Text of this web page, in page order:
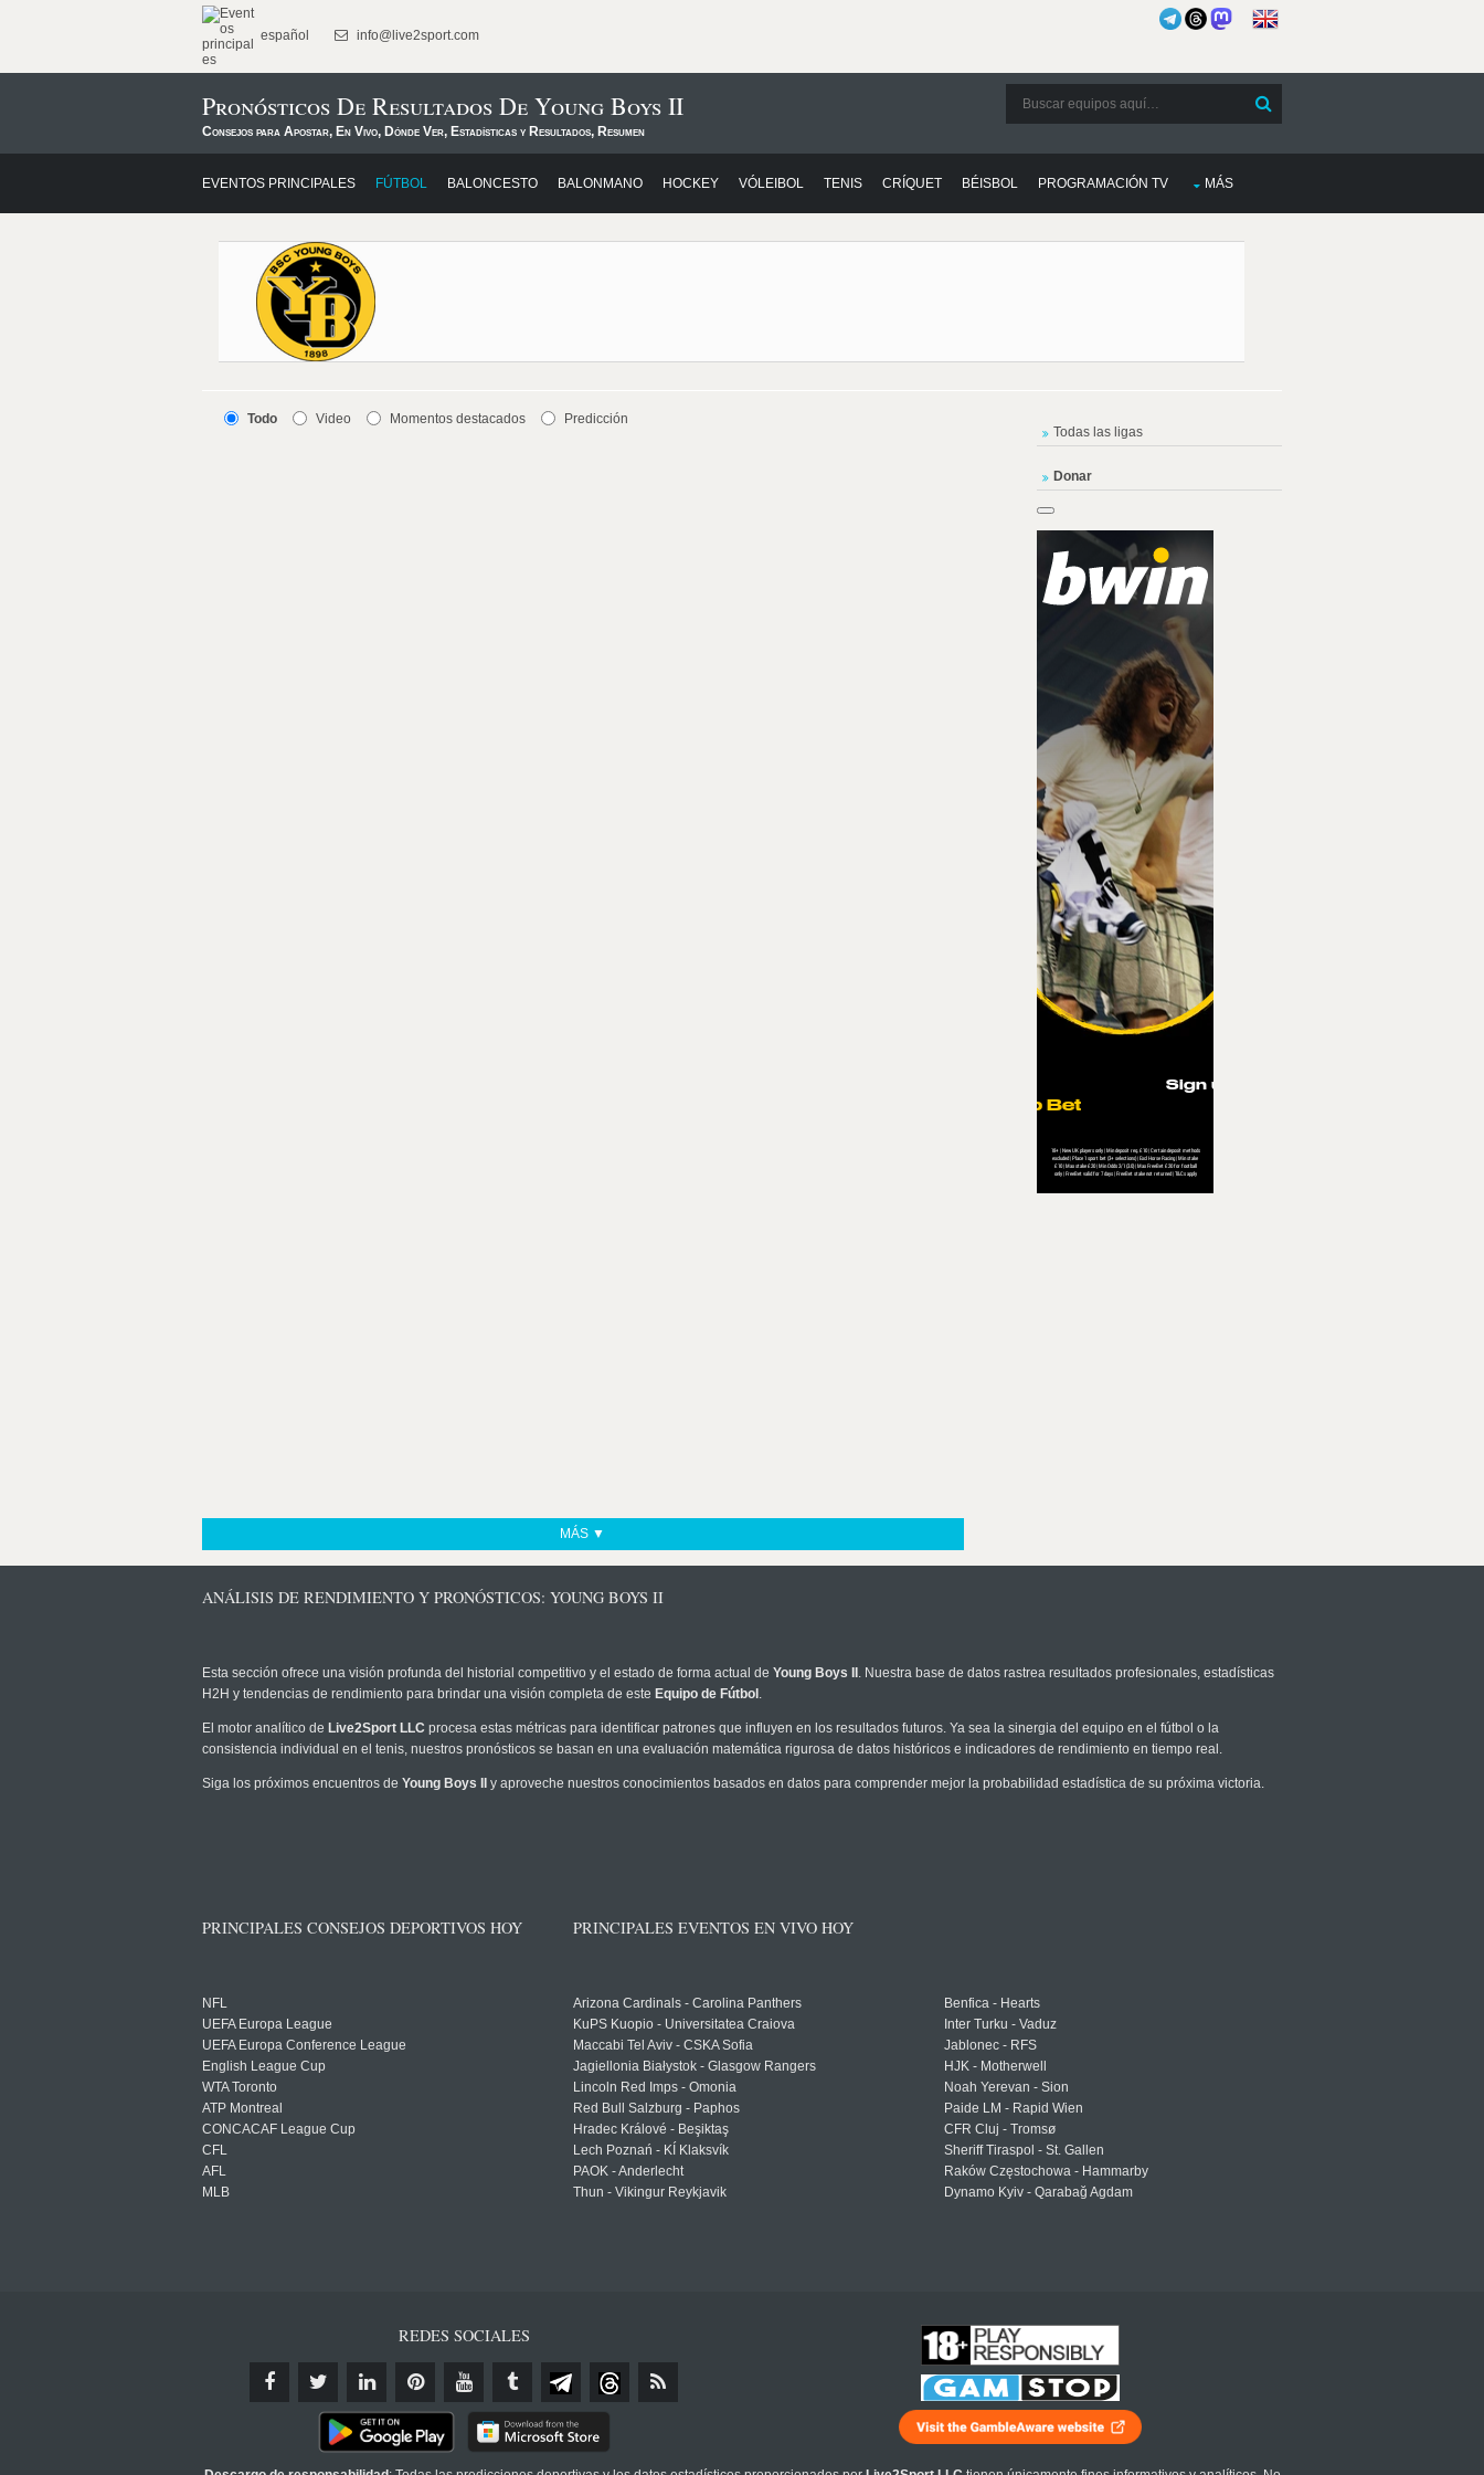
español info@live2sport.com
Pronósticos De Resultados De Young Boys II
Consejos para Apostar, En Vivo, Dónde Ver, Estadísticas y Resultados, Resumen
EVENTOS PRINCIPALES FÚTBOL BALONCESTO BALONMANO HOCKEY VÓLEIBOL TENIS CRÍQUET BÉISBOL PROGRAMACIÓN TV MÁS
Todo Video Momentos destacados Predicción
MÁS ▼
Todas las ligas
Donar
ANÁLISIS DE RENDIMIENTO Y PRONÓSTICOS: YOUNG BOYS II
Esta sección ofrece una visión profunda del historial competitivo y el estado de forma actual de Young Boys II . Nuestra base de datos rastrea resultados profesionales, estadísticas
H2H y tendencias de rendimiento para brindar una visión completa de este Equipo de Fútbol .
El motor analítico de Live2Sport LLC procesa estas métricas para identificar patrones que influyen en los resultados futuros. Ya sea la sinergia del equipo en el fútbol o la
consistencia individual en el tenis, nuestros pronósticos se basan en una evaluación matemática rigurosa de datos históricos e indicadores de rendimiento en tiempo real.
Siga los próximos encuentros de Young Boys II y aproveche nuestros conocimientos basados en datos para comprender mejor la probabilidad estadística de su próxima victoria.
PRINCIPALES CONSEJOS DEPORTIVOS HOY
NFL
UEFA Europa League
UEFA Europa Conference League
English League Cup
WTA Toronto
ATP Montreal
CONCACAF League Cup
CFL
AFL
MLB
PRINCIPALES EVENTOS EN VIVO HOY
Arizona Cardinals - Carolina Panthers
KuPS Kuopio - Universitatea Craiova
Maccabi Tel Aviv - CSKA Sofia
Jagiellonia Białystok - Glasgow Rangers
Lincoln Red Imps - Omonia
Red Bull Salzburg - Paphos
Hradec Králové - Beşiktaş
Lech Poznań - KÍ Klaksvík
PAOK - Anderlecht
Thun - Vikingur Reykjavik
Benfica - Hearts
Inter Turku - Vaduz
Jablonec - RFS
HJK - Motherwell
Noah Yerevan - Sion
Paide LM - Rapid Wien
CFR Cluj - Tromsø
Sheriff Tiraspol - St. Gallen
Raków Częstochowa - Hammarby
Dynamo Kyiv - Qarabağ Agdam
REDES SOCIALES